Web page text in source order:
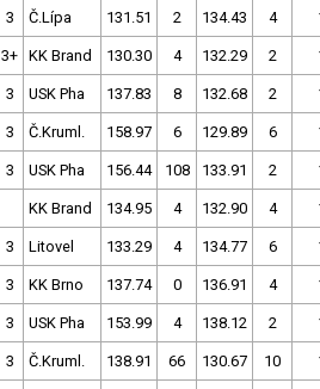
3 Č.Lípa 131.51 2 134.43 4
3+ KK Brand 130.30 4 132.29 2
3 USK Pha 137.83 8 132.68 2
3 Č.Kruml. 158.97 6 129.89 6
3 USK Pha 156.44 108 133.91 2
KK Brand 134.95 4 132.90 4
3 Litovel 133.29 4 134.77 6
3 KK Brno 137.74 0 136.91 4
3 USK Pha 153.99 4 138.12 2
3 Č.Kruml. 138.91 66 130.67 10